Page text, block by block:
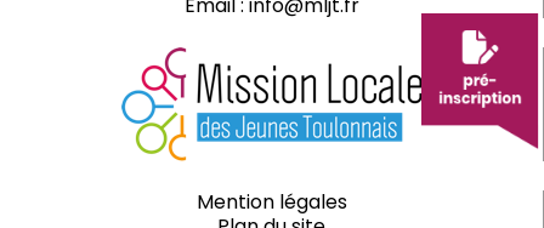
Mention légales